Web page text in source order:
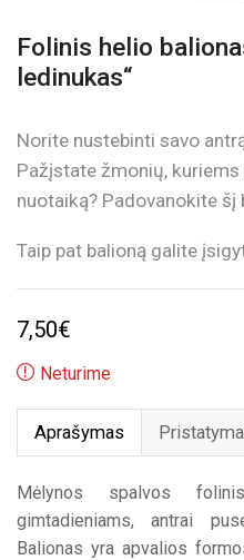
Folinis helio
ledinukas“
Norite nustebinti savo
Pažįstate žmonių,
nuotaiką? Padovanokite šį
Taip pat balioną galite
7,50€
Neturime
Aprašymas
Mėlynos spalvos
gimtadieniams, antrai
Balionas yra apvalios